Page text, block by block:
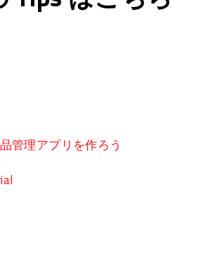
管理アプリを作ろう